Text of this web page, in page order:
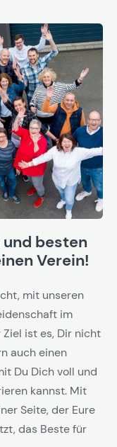
besten
Verein!
mit unseren
im
ist es, Dir nicht
auch einen
Du Dich voll und
kannst. Mit
Seite, der Eure
das Beste für